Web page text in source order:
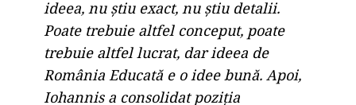
progres, consideră el, ar trebui dus mai departe,
întrucât a oferit ţării o vizibilitate şi o influenţă
sporită pe scena internaţională.
Cu toate acestea, candidatul coaliţiei de